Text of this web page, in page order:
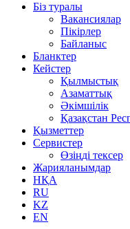
Біз туралы
Вакансиялар
Пікірлер
Байланыс
Бланктер
Кейстер
Қылмыстық
Азаматтық
Әкімшілік
Қазақстан
Қызметтер
Сервистер
Өзіңді тексер
Жарияланымдар
НҚА
RU
KZ
EN